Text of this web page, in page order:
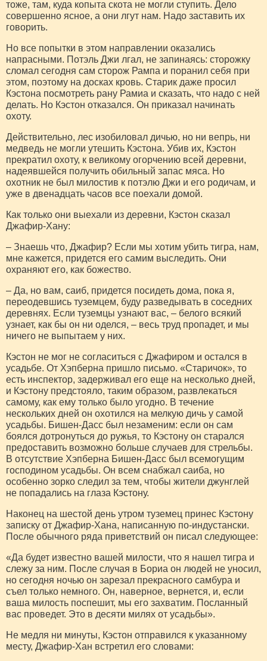
тоже, там, куда копыта скота не могли ступить. Дело
совершенно ясное, а они лгут нам. Надо заставить их
говорить.
Но все попытки в этом направлении оказались
напрасными. Потэль Джи лгал, не запинаясь: сторожку
сломал сегодня сам сторож Рампа и поранил себя при
этом, поэтому на досках кровь. Старик даже просил
Кэстона посмотреть рану Рамиа и сказать, что надо с ней
делать. Но Кэстон отказался. Он приказал начинать
охоту.
Действительно, лес изобиловал дичью, но ни вепрь, ни
медведь не могли утешить Кэстона. Убив их, Кэстон
прекратил охоту, к великому огорчению всей деревни,
надеявшейся получить обильный запас мяса. Но
охотник не был милостив к потэлю Джи и его родичам, и
уже в двенадцать часов все поехали домой.
Как только они выехали из деревни, Кэстон сказал
Джафир-Хану:
– Знаешь что, Джафир? Если мы хотим убить тигра, нам,
мне кажется, придется его самим выследить. Они
охраняют его, как божество.
– Да, но вам, саиб, придется посидеть дома, пока я,
переодевшись туземцем, буду разведывать в соседних
деревнях. Если туземцы узнают вас, – белого всякий
узнает, как бы он ни оделся, – весь труд пропадет, и мы
ничего не выпытаем у них.
Кэстон не мог не согласиться с Джафиром и остался в
усадьбе. От Хэпберна пришло письмо. «Старичок», то
есть инспектор, задерживал его еще на несколько дней,
и Кэстону предстояло, таким образом, развлекаться
самому, как ему только было угодно. В течение
нескольких дней он охотился на мелкую дичь у самой
усадьбы. Бишен-Дасс был незаменим: если он сам
боялся дотронуться до ружья, то Кэстону он старался
предоставить возможно больше случаев для стрельбы.
В отсутствие Хэпберна Бишен-Дасс был всемогущим
господином усадьбы. Он всем снабжал саиба, но
особенно зорко следил за тем, чтобы жители джунглей
не попадались на глаза Кэстону.
Наконец на шестой день утром туземец принес Кэстону
записку от Джафир-Хана, написанную по-индустански.
После обычного ряда приветствий он писал следующее:
«Да будет известно вашей милости, что я нашел тигра и
слежу за ним. После случая в Бориа он людей не уносил,
но сегодня ночью он зарезал прекрасного самбура и
съел только немного. Он, наверное, вернется, и, если
ваша милость поспешит, мы его захватим. Посланный
вас проведет. Это в десяти милях от усадьбы».
Не медля ни минуты, Кэстон отправился к указанному
месту, Джафир-Хан встретил его словами: